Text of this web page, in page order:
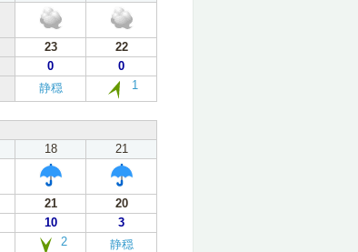
23
22
0
0
静穏 1
18
21
21
20
10
3
2 静穏